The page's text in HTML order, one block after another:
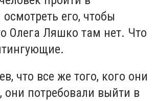
его, чтобы
Олега Ляшко там нет. Что
что все же того, кого они
они потребовали выйти в